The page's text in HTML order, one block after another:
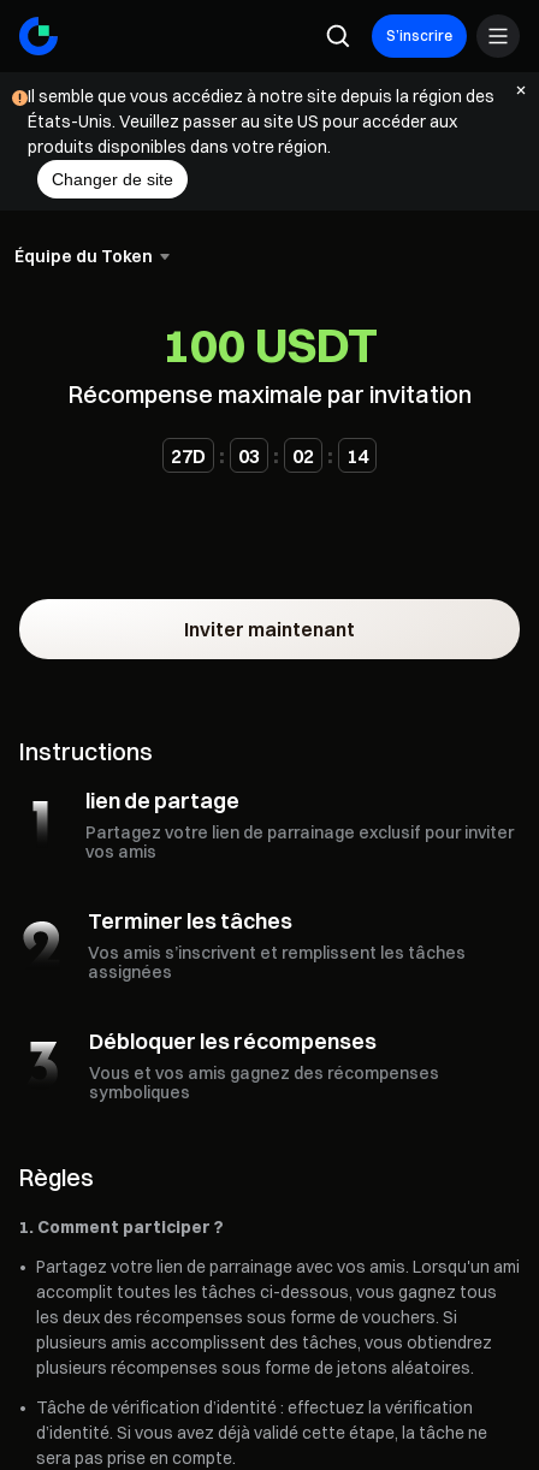
S’inscrire
Il semble que vous accédiez à notre site depuis la région des
États-Unis. Veuillez passer au site US pour accéder aux
produits disponibles dans votre région.
Changer de site
Équipe du Token
100 USDT
Récompense maximale par invitation
27D : 03 : 02 : 14
Inviter maintenant
Instructions
lien de partage
Partagez votre lien de parrainage exclusif pour inviter
vos amis
Terminer les tâches
Vos amis s’inscrivent et remplissent les tâches
assignées
Débloquer les récompenses
Vous et vos amis gagnez des récompenses
symboliques
Règles
1. Comment participer ?
• Partagez votre lien de parrainage avec vos amis. Lorsqu'un ami
accomplit toutes les tâches ci-dessous, vous gagnez tous
les deux des récompenses sous forme de vouchers. Si
plusieurs amis accomplissent des tâches, vous obtiendrez
plusieurs récompenses sous forme de jetons aléatoires.
• Tâche de vérification d’identité : effectuez la vérification
d’identité. Si vous avez déjà validé cette étape, la tâche ne
sera pas prise en compte.